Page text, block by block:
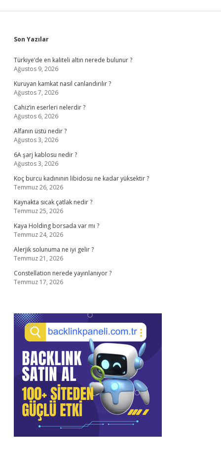
Sidebar
Son Yazılar
Türkiye’de en kaliteli altın nerede bulunur ?
Ağustos 9, 2026
Kuruyan kamkat nasıl canlandırılır ?
Ağustos 7, 2026
Cahiz’in eserleri nelerdir ?
Ağustos 6, 2026
Alfanın üstü nedir ?
Ağustos 3, 2026
6A şarj kablosu nedir ?
Ağustos 3, 2026
Koç burcu kadınının libidosu ne kadar yüksektir ?
Temmuz 26, 2026
Kaynakta sıcak çatlak nedir ?
Temmuz 25, 2026
Kaya Holding borsada var mı ?
Temmuz 24, 2026
Alerjik solunuma ne iyi gelir ?
Temmuz 21, 2026
Constellation nerede yayınlanıyor ?
Temmuz 17, 2026